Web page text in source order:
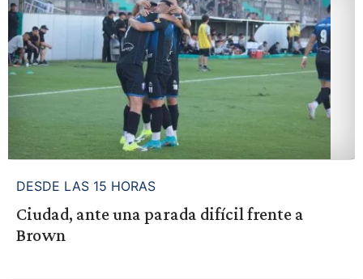
DESDE LAS 15 HORAS
Ciudad, ante una parada difícil frente a
Brown